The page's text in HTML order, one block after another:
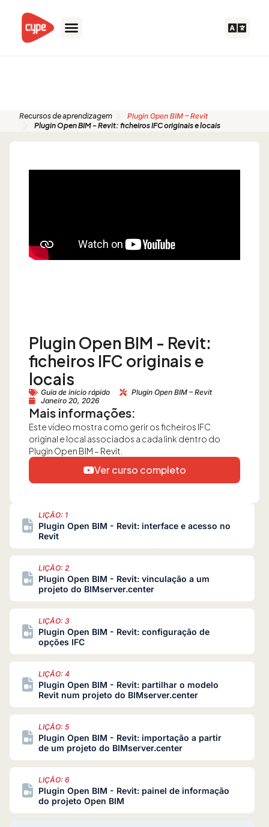
content
Recursos de aprendizagem
Plugin Open BIM – Revit
Plugin Open BIM - Revit: ficheiros IFC originais e locais
Plugin Open BIM - Revit:
ficheiros IFC originais e
locais
Guia de início rápido
Plugin Open BIM – Revit
Janeiro 20, 2026
Mais informações:
Este vídeo mostra como gerir os ficheiros IFC
original e local associados a cada link dentro do
Plugin Open BIM – Revit.
Ver curso completo
LIÇÃO: 1
Plugin Open BIM - Revit: interface e acesso no
Revit
LIÇÃO: 2
Plugin Open BIM - Revit: vinculação a um
projeto do BIMserver.center
LIÇÃO: 3
Plugin Open BIM - Revit: configuração de
opções IFC
LIÇÃO: 4
Plugin Open BIM - Revit: partilhar o modelo
Revit num projeto do BIMserver.center
LIÇÃO: 5
Plugin Open BIM - Revit: importação a partir
de um projeto do BIMserver.center
LIÇÃO: 6
Plugin Open BIM - Revit: painel de informação
do projeto Open BIM